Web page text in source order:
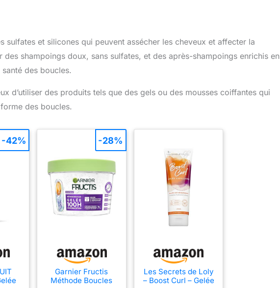
sulfates et silicones qui peuvent assécher les cheveux et affecter la
shampoings doux, sans sulfates, et des après-shampoings enrichis en
des boucles.
d’utiliser des produits tels que des gels ou des mousses coiffantes qui
des boucles.
-42%
Garnier Fructis
Méthode Boucles
-28%
Les Secrets de Loly
– Boost Curl – Gelée